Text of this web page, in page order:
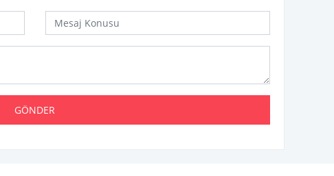
GÖNDER